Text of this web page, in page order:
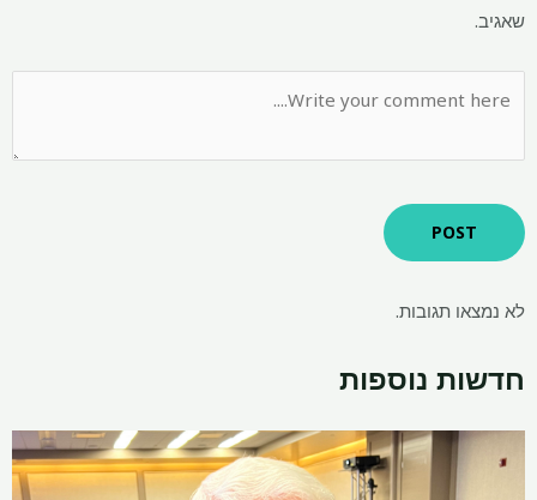
שאגיב.
לא נמצאו תגובות.
חדשות נוספות